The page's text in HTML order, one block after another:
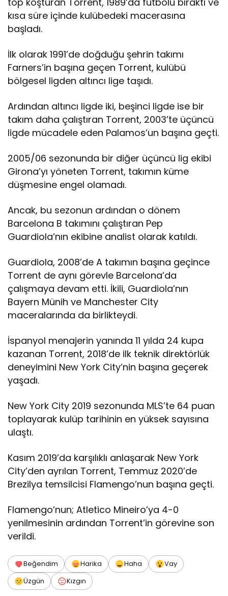
kısa süre içinde kulübedeki macerasına
başladı.
İlk olarak 1991’de doğduğu şehrin takımı
Farners’in başına geçen Torrent, kulübü
bölgesel ligden altıncı lige taşıdı.
Ardından altıncı ligde iki, beşinci ligde ise bir
takım daha çalıştıran Torrent, 2003’te üçüncü
ligde mücadele eden Palamos’un başına geçti.
2005/06 sezonunda bir diğer üçüncü lig ekibi
Girona’yı yöneten Torrent, takımın küme
düşmesine engel olamadı.
Ancak, bu sezonun ardından o dönem
Barcelona B takımını çalıştıran Pep
Guardiola’nın ekibine analist olarak katıldı.
Guardiola, 2008’de A takımın başına geçince
Torrent de aynı görevle Barcelona’da
çalışmaya devam etti. İkili, Guardiola’nın
Bayern Münih ve Manchester City
maceralarında da birlikteydi.
İspanyol menajerin yanında 11 yılda 24 kupa
kazanan Torrent, 2018’de ilk teknik direktörlük
deneyimini New York City’nin başına geçerek
yaşadı.
New York City 2019 sezonunda MLS’te 64 puan
toplayarak kulüp tarihinin en yüksek sayısına
ulaştı.
Kasım 2019’da karşılıklı anlaşarak New York
City’den ayrılan Torrent, Temmuz 2020’de
Brezilya temsilcisi Flamengo’nun başına geçti.
Flamengo’nun; Atletico Mineiro’ya 4-0
yenilmesinin ardından Torrent’in görevine son
verildi.
Beğendim Harika Haha
Vay
Üzgün
Kızgın